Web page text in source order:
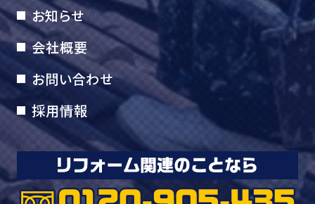
お知らせ
会社概要
お問い合わせ
採用情報